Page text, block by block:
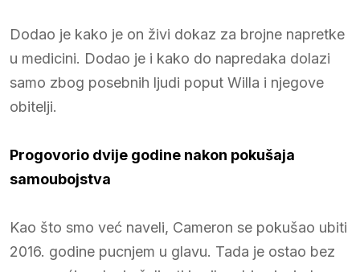
Dodao je kako je on živi dokaz za brojne napretke
u medicini. Dodao je i kako do napredaka dolazi
samo zbog posebnih ljudi poput Willa i njegove
obitelji.
Progovorio dvije godine nakon pokušaja
samoubojstva
Kao što smo već naveli, Cameron se pokušao ubiti
2016. godine pucnjem u glavu. Tada je ostao bez